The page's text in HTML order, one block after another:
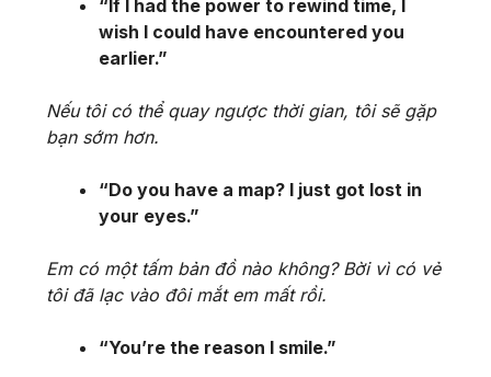
“If I had the power to rewind time, I
wish I could have encountered you
earlier.”
Nếu tôi có thể quay ngược thời gian, tôi sẽ gặp
bạn sớm hơn.
“Do you have a map? I just got lost in
your eyes.”
Em có một tấm bản đồ nào không? Bời vì có vẻ
tôi đã lạc vào đôi mắt em mất rồi.
“You’re the reason I smile.”